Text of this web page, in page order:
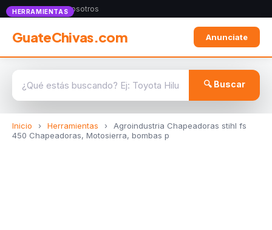
Anunciate con nosotros
GuateChivas.com Anunciate
🔍 Buscar
Inicio › Herramientas ›
Agroindustria Chapeadoras stihl fs
450 Chapeadoras, Motosierra, bombas p
HERRAMIENTAS